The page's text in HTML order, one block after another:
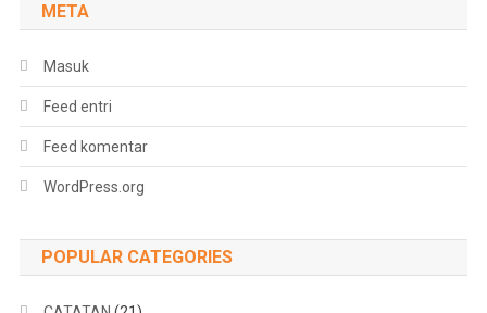
META
Masuk
Feed entri
Feed komentar
WordPress.org
POPULAR CATEGORIES